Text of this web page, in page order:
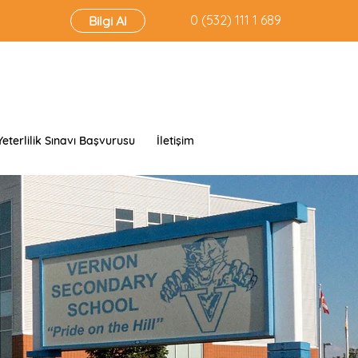
Bilgi Al ‭0 (532) 111 1 689‬
Sınavı Başvurusu İletişim